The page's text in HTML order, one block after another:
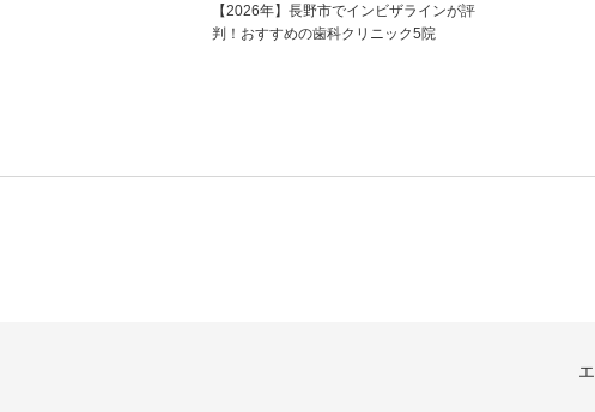
【2026年】長野市でインビザラインが評
判！おすすめの歯科クリニック5院